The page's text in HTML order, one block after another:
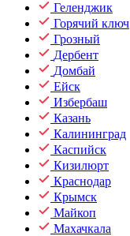
Геленджик
Горячий ключ
Грозный
Дербент
Домбай
Ейск
Избербаш
Казань
Калининград
Каспийск
Кизилюрт
Краснодар
Крымск
Майкоп
Махачкала